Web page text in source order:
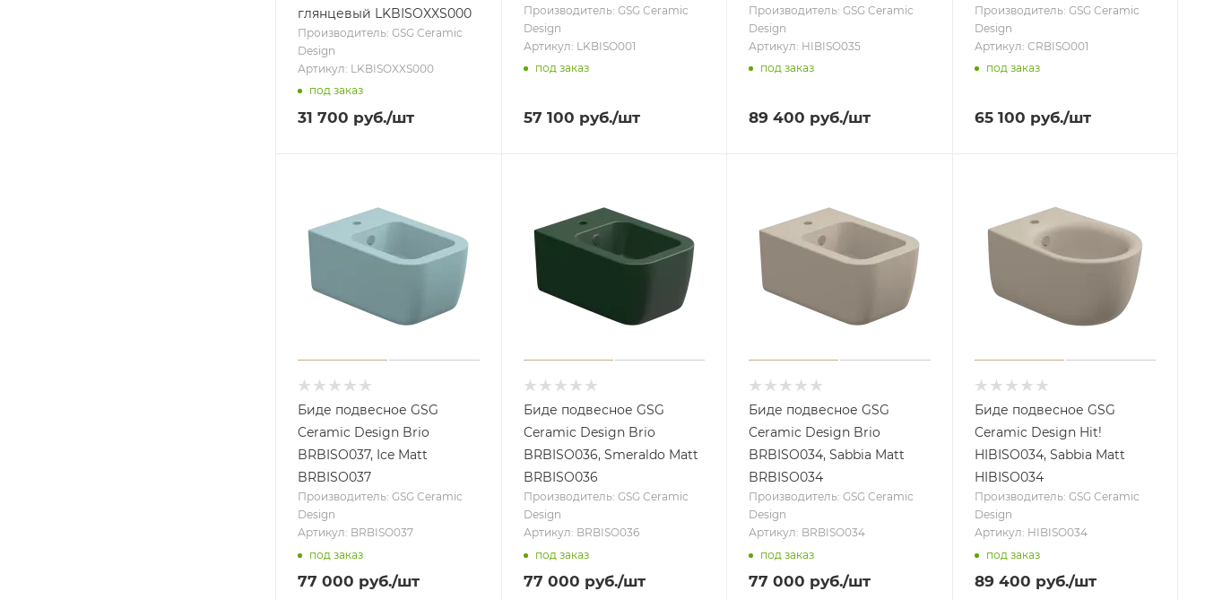
глянцевый LKBISOXXS000
Производитель: GSG Ceramic
Design
Артикул: LKBISOXXS000
под заказ
31 700 руб./шт
Производитель: GSG Ceramic
Design
Артикул: LKBISO001
под заказ
57 100 руб./шт
Производитель: GSG Ceramic
Design
Артикул: HIBISO035
под заказ
89 400 руб./шт
Производитель: GSG Ceramic
Design
Артикул: CRBISO001
под заказ
65 100 руб./шт
Биде подвесное GSG
Ceramic Design Brio
BRBISO037, Ice Matt
BRBISO037
Производитель: GSG Ceramic
Design
Артикул: BRBISO037
под заказ
77 000 руб./шт
Биде подвесное GSG
Ceramic Design Brio
BRBISO036, Smeraldo Matt
BRBISO036
Производитель: GSG Ceramic
Design
Артикул: BRBISO036
под заказ
77 000 руб./шт
Биде подвесное GSG
Ceramic Design Brio
BRBISO034, Sabbia Matt
BRBISO034
Производитель: GSG Ceramic
Design
Артикул: BRBISO034
под заказ
77 000 руб./шт
Биде подвесное GSG
Ceramic Design Hit!
HIBISO034, Sabbia Matt
HIBISO034
Производитель: GSG Ceramic
Design
Артикул: HIBISO034
под заказ
89 400 руб./шт